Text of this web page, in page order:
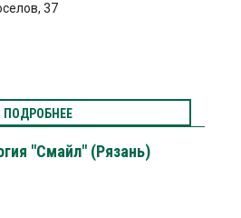
37
ПОДРОБНЕЕ
"Смайл" (Рязань)